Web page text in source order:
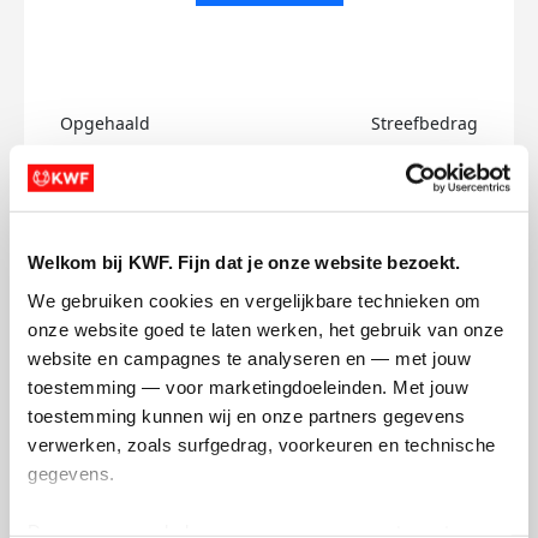
Welkom bij KWF. Fijn dat je onze website bezoekt.
We gebruiken cookies en vergelijkbare technieken om
onze website goed te laten werken, het gebruik van onze
website en campagnes te analyseren en — met jouw
toestemming — voor marketingdoeleinden. Met jouw
toestemming kunnen wij en onze partners gegevens
verwerken, zoals surfgedrag, voorkeuren en technische
gegevens.
Opgehaald Streefbedrag
Rafael's badges